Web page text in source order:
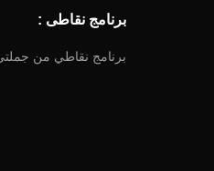
برنامج نقاطى :
برنامج نقاطي من